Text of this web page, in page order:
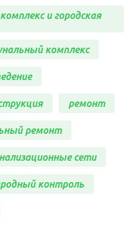
и городская
комплекс
ремонт
ремонт
сети
контроль